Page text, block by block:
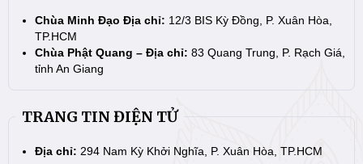
Chùa Minh Đạo Địa chỉ: 12/3 BIS Kỳ Đồng, P. Xuân Hòa,
TP.HCM
Chùa Phật Quang – Địa chỉ: 83 Quang Trung, P. Rạch Giá,
tỉnh An Giang
TRANG TIN ĐIỆN TỬ
Địa chỉ: 294 Nam Kỳ Khởi Nghĩa, P. Xuân Hòa, TP.HCM